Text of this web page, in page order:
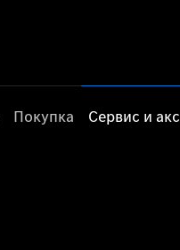
Покупка Сервис и